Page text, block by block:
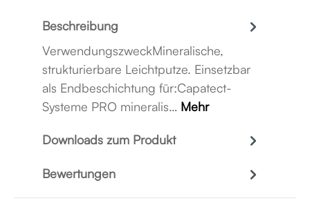
Beschreibung
VerwendungszweckMineralische,
strukturierbare Leichtputze. Einsetzbar
als Endbeschichtung für:Capatect-
Systeme PRO mineralis… Mehr
Downloads zum Produkt
Bewertungen